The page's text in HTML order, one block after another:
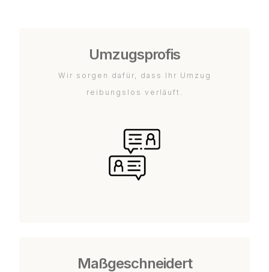
Umzugsprofis
Wir sorgen dafür, dass Ihr Umzug
reibungslos verläuft.
Maßgeschneidert